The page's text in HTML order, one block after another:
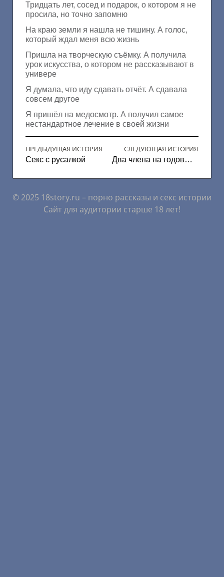
Тридцать лет, сосед и подарок, о котором я не
просила, но точно запомню
На краю земли я нашла не тишину. А голос,
который ждал меня всю жизнь
Пришла на творческую съёмку. А получила
урок искусства, о котором не рассказывают в
универе
Я думала, что иду сдавать отчёт. А сдавала
совсем другое
Я пришёл на медосмотр. А получил самое
нестандартное лечение в своей жизни
ПРЕДЫДУЩАЯ ИСТОРИЯ
Секс с русалкой
СЛЕДУЮЩАЯ ИСТОРИЯ
Два члена на годовщину
© 2025 18story.ru – порно рассказы и секс истории
Сайт для аудитории старше 18 лет!